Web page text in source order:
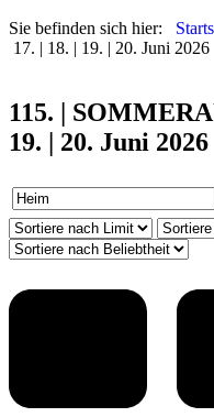
Sie befinden sich hier:
17. | 18. | 19. | 20. Juni 2026
115. | SOMMER
19. | 20. Juni 2026